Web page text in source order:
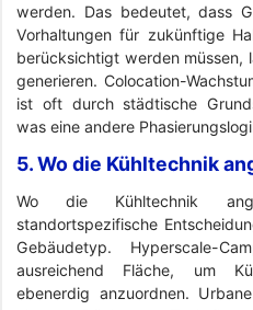
werden. Das bedeutet, dass
Vorhaltungen für zukünftige
berücksichtigt werden müssen,
generieren. Colocation-
ist oft durch städtische
was eine andere
5. Wo die Kühltechnik
Wo die Kühltechnik
standortspezifische
Gebäudetyp. Hyperscale-
ausreichend Fläche, um
ebenerdig anzuordnen.